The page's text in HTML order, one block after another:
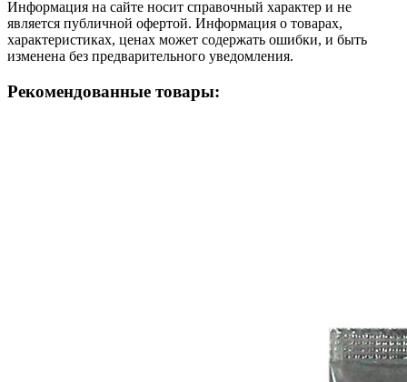
Информация на сайте носит справочный характер и не
является публичной офертой. Информация о товарах,
характеристиках, ценах может содержать ошибки, и быть
изменена без предварительного уведомления.
Рекомендованные товары: